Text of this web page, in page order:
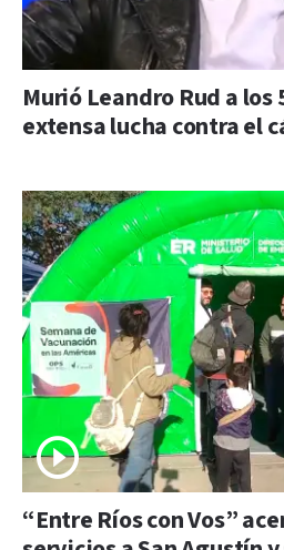
Murió Leandro Rud a los
extensa lucha contra el
“Entre Ríos con Vos”